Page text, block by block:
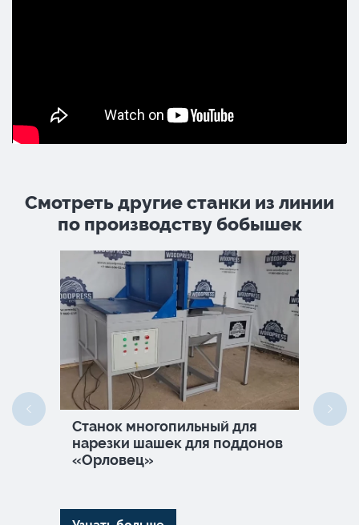
Смотреть другие станки из линии
по производству бобышек
Станок многопильный для
нарезки шашек для поддонов
«Орловец»